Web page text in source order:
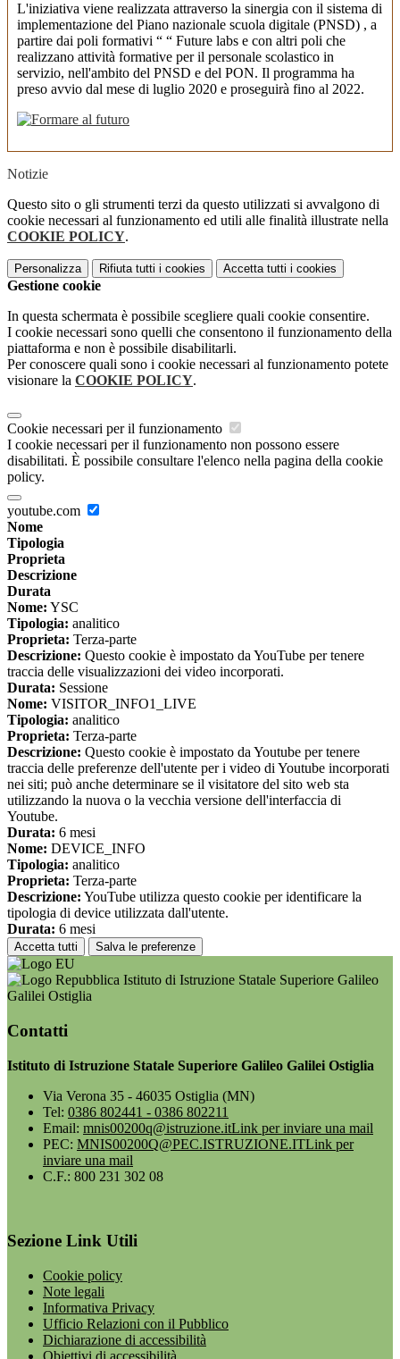
L'iniziativa viene realizzata attraverso la sinergia con il sistema di
implementazione del Piano nazionale scuola digitale (PNSD) , a
partire dai poli formativi “ “ Future labs e con altri poli che
realizzano attività formative per il personale scolastico in
servizio, nell'ambito del PNSD e del PON. Il programma ha
preso avvio dal mese di luglio 2020 e proseguirà fino al 2022.
Notizie
Questo sito o gli strumenti terzi da questo utilizzati si avvalgono di
cookie necessari al funzionamento ed utili alle finalità illustrate nella
COOKIE POLICY.
Personalizza Rifiuta tutti i cookies Accetta tutti i cookies
Gestione cookie
In questa schermata è possibile scegliere quali cookie consentire.
I cookie necessari sono quelli che consentono il funzionamento della
piattaforma e non è possibile disabilitarli.
Per conoscere quali sono i cookie necessari al funzionamento potete
visionare la COOKIE POLICY.
Cookie necessari per il funzionamento
I cookie necessari per il funzionamento non possono essere
disabilitati. È possibile consultare l'elenco nella pagina della cookie
policy.
youtube.com
Nome
Tipologia
Proprieta
Descrizione
Durata
Nome: YSC
Tipologia: analitico
Proprieta: Terza-parte
Descrizione: Questo cookie è impostato da YouTube per tenere
traccia delle visualizzazioni dei video incorporati.
Durata: Sessione
Nome: VISITOR_INFO1_LIVE
Tipologia: analitico
Proprieta: Terza-parte
Descrizione: Questo cookie è impostato da Youtube per tenere
traccia delle preferenze dell'utente per i video di Youtube incorporati
nei siti; può anche determinare se il visitatore del sito web sta
utilizzando la nuova o la vecchia versione dell'interfaccia di
Youtube.
Durata: 6 mesi
Nome: DEVICE_INFO
Tipologia: analitico
Proprieta: Terza-parte
Descrizione: YouTube utilizza questo cookie per identificare la
tipologia di device utilizzata dall'utente.
Durata: 6 mesi
Accetta tutti Salva le preferenze
Istituto di Istruzione Statale Superiore Galileo
Galilei Ostiglia
Contatti
Istituto di Istruzione Statale Superiore Galileo Galilei Ostiglia
Via Verona 35 - 46035 Ostiglia (MN)
Tel: 0386 802441 - 0386 802211
Email: mnis00200q@istruzione.itLink per inviare una mail
PEC: MNIS00200Q@PEC.ISTRUZIONE.ITLink per
inviare una mail
C.F.: 800 231 302 08
Sezione Link Utili
Cookie policy
Note legali
Informativa Privacy
Ufficio Relazioni con il Pubblico
Dichiarazione di accessibilità
Obiettivi di accessibilità